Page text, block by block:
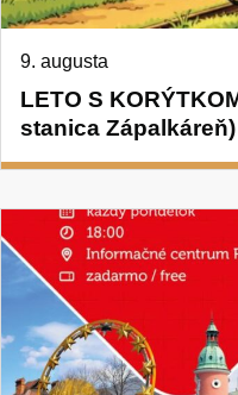
LETO S
stanica Zápalkáreň)
9. augusta